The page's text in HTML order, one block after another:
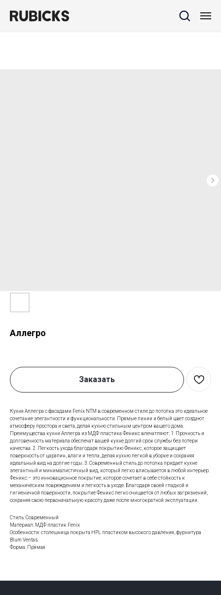
Аллегро
Заказать
Кухня Аллегра с фасадами Fenix NTM в современном стиле до потолка это идеальное
сочетание элегантности и функциональности. Прямые линии и белый цвет создают
атмосферу простора и света, делая кухню стильным центром вашего дома.
Преимущества кухни Аллегра из МДФ пластика Феникс впечатляют: 1. Прочность и
долговечность материала обеспечат вашей кухне долгий срок службы без потери
качества. 2. Легкость ухода благодаря покрытию Феникс, которое защищает
поверхность от царапин, влаги и тепла, делая кухню легкой в уборке и сохраняя
идеальный вид на долгие годы. 3. Современный стиль до потолка придает кухне
элегантный и минималистичный вид, который легко вписывается в любой интерьер.
Феникс – это инновационное покрытие, которое сочетает в себе стойкость к
механическим повреждениям и легкость в уходе. Благодаря своей гладкой и
гигиеничной поверхности, покрытие Феникс легко очищается от любых загрязнений,
сохраняя свою первоначальную красоту даже после многократной эксплуатации.
Стиль: Современный
Материал: МДФ пластик Fenix
Особенности: столешница покрыта HPL пластиком высокого давления, фурнитура
Blum Ventas
Форма: Прямая